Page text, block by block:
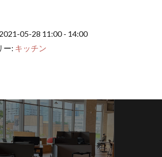
05-28 11:00 - 14:00
ー: キッチン